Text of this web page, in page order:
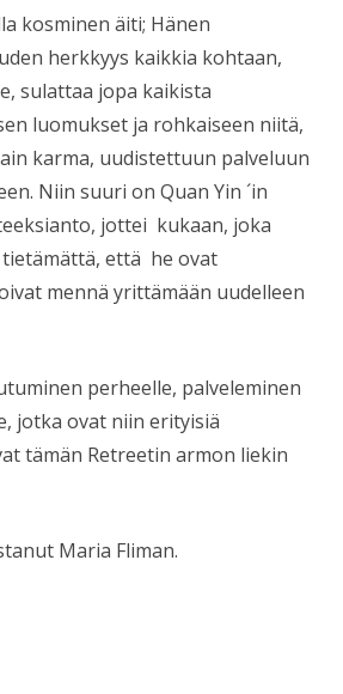
kosminen äiti; Hänen
herkkyys kaikkia kohtaan,
sulattaa jopa kaikista
luomukset ja rohkaiseen niitä,
karma, uudistettuun palveluun
Niin suuri on Quan Yin ´in
jottei kukaan, joka
että he ovat
mennä yrittämään uudelleen
perheelle, palveleminen
jotka ovat niin erityisiä
tämän Retreetin armon liekin
Maria Fliman.